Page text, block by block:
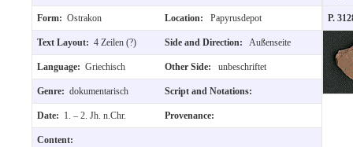
Form: Ostrakon Location: Papyrusdepot
Text Layout: 4 Zeilen (?) Side and Direction: Außenseite
Language: Griechisch Other Side: unbeschriftet
Genre: dokumentarisch Script and Notations:
Date: 1. – 2. Jh. n.Chr. Provenance:
Content:
P.